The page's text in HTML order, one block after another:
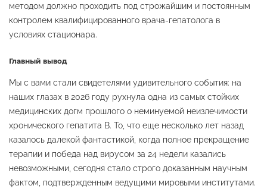
методом должно проходить под строжайшим и постоянным
контролем квалифицированного врача-гепатолога в
условиях стационара.
Главный вывод
Мы с вами стали свидетелями удивительного события: на
наших глазах в 2026 году рухнула одна из самых стойких
медицинских догм прошлого о неминуемой неизлечимости
хронического гепатита B. То, что еще несколько лет назад
казалось далекой фантастикой, когда полное прекращение
терапии и победа над вирусом за 24 недели казались
невозможными, сегодня стало строго доказанным научным
фактом, подтвержденным ведущими мировыми институтами.